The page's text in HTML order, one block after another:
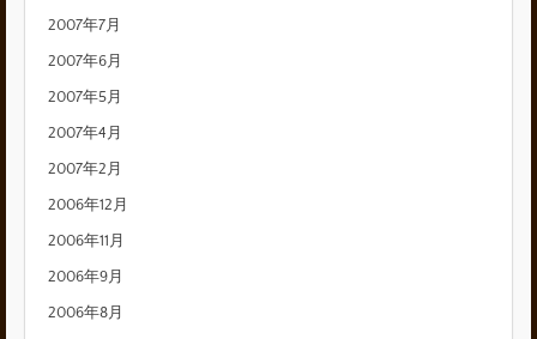
2007年7月
2007年6月
2007年5月
2007年4月
2007年2月
2006年12月
2006年11月
2006年9月
2006年8月